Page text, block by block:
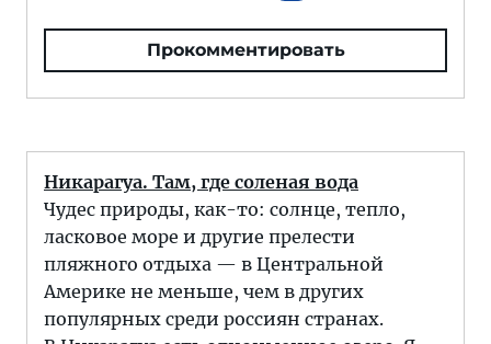
Прокомментировать
Никарагуа. Там, где соленая вода
Чудес природы, как-то: солнце, тепло,
ласковое море и другие прелести
пляжного отдыха — в Центральной
Америке не меньше, чем в других
популярных среди россиян странах.